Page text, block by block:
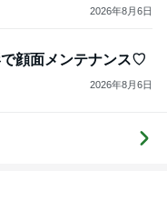
2026年8月6日
顔面メンテナンス♡
2026年8月6日